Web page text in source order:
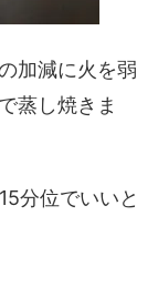
加減に火を弱
蒸し焼きま
分位でいいと